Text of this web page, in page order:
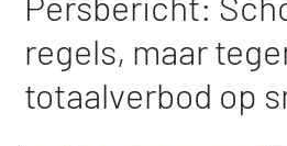
regels, maar
totaalverbod op